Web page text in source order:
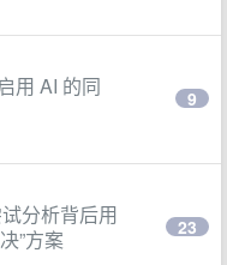
用 AI 的同
9
分析背后用
”方案
23